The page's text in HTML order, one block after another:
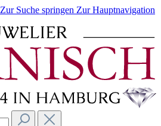
Zur Suche springen Zur Hauptnavigation